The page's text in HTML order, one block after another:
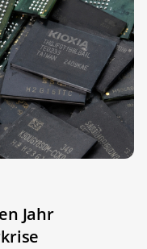
Jahr